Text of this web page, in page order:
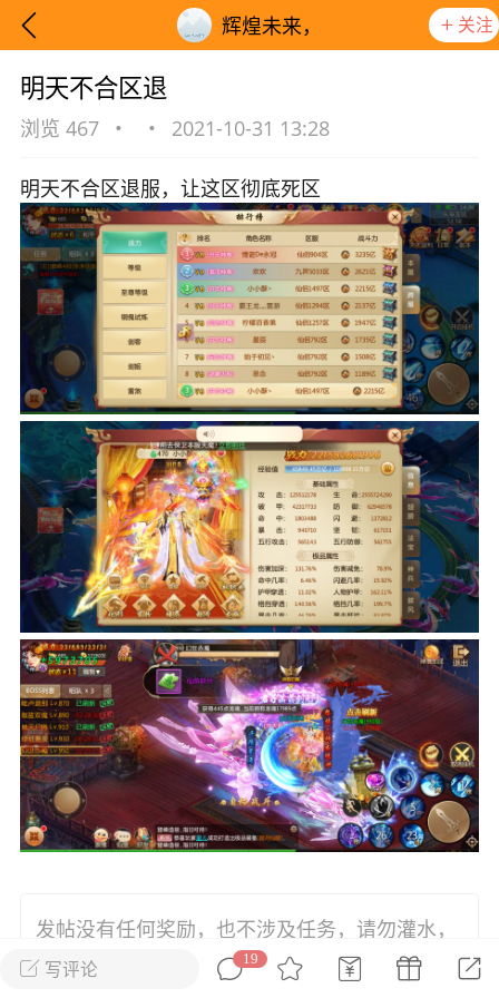
辉煌未来， 关注
提示 想要更快入门社区，请阅读【新手宝典】
花农场 藏宝阁 夺宝岛 金券所 刮部落 跃龙门
新手宝典
社区入门必看指南
0.1折手游
多款游戏任君畅玩
大千世界
开播时间留意通知
游戏推荐
一起体验精彩世界
近期热点
每分钟在线 ，今日新注册0，孵蛋1，总用户数1947597
【周末了，还不来新服冲榜吗？】送现
金大奖、实物奖励，各种福利拿到手软！
写评论 19
明天不合区退
浏览 467 • • 2021-10-31 13:28
明天不合区退服，让这区彻底死区
发帖没有任何奖励，也不涉及任务，请勿灌水，
Thanks♪(･ω･)ﾉ，否则小黑屋不谢